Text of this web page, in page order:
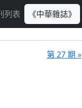
列表 《中華雜誌》
第 27 期 »